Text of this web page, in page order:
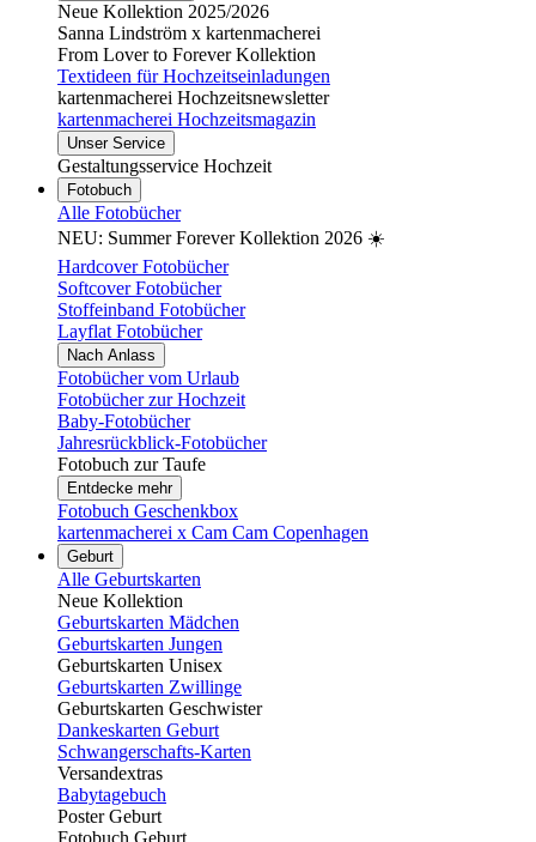
Neue Kollektion 2025/2026
Sanna Lindström x kartenmacherei
From Lover to Forever Kollektion
Textideen für Hochzeitseinladungen
kartenmacherei Hochzeitsnewsletter
kartenmacherei Hochzeitsmagazin
Unser Service
Gestaltungsservice Hochzeit
Fotobuch
Alle Fotobücher
NEU: Summer Forever Kollektion 2026 ☀️
Hardcover Fotobücher
Softcover Fotobücher
Stoffeinband Fotobücher
Layflat Fotobücher
Nach Anlass
Fotobücher vom Urlaub
Fotobücher zur Hochzeit
Baby-Fotobücher
Jahresrückblick-Fotobücher
Fotobuch zur Taufe
Entdecke mehr
Fotobuch Geschenkbox
kartenmacherei x Cam Cam Copenhagen
Geburt
Alle Geburtskarten
Neue Kollektion
Geburtskarten Mädchen
Geburtskarten Jungen
Geburtskarten Unisex
Geburtskarten Zwillinge
Geburtskarten Geschwister
Dankeskarten Geburt
Schwangerschafts-Karten
Versandextras
Babytagebuch
Poster Geburt
Fotobuch Geburt